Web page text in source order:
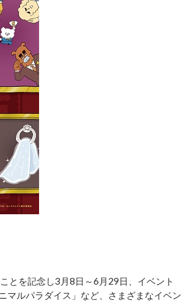
とを記念し3月8日～6月29日、イベント
マルパラダイス」など、さまざまなイベン